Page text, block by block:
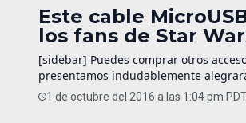
Este cable
los fans de Star
[sidebar] Puedes comprar otros
presentamos indudablemente
MicroUSB con la forma del
1 de octubre del 2016 a las 1:04 pm